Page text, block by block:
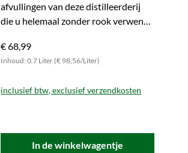
afvullingen van deze distilleerderij
die u helemaal zonder rook verwent.
€ 68,99
Inhoud: 0.7 Liter (€ 98,56/Liter)
inclusief btw, exclusief verzendkosten
In de winkelwagentje